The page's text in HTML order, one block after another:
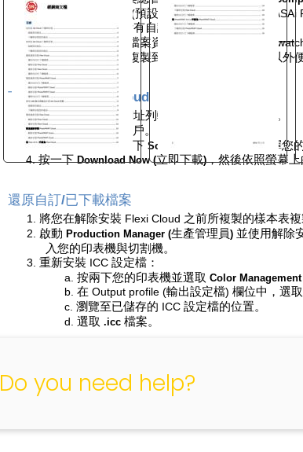
品的安裝資料夾
(預設為 C:\Program Files\SAi\SAi
5.複製此資料夾內所有自訂或已下載檔案。
這裡最常儲存的檔案資料位於
Swatch
只要將這些檔案複製到
以外
下載與安裝Flexi Cloud
1.開啟瀏覽器並在網址列輸入
。
2.登入您的Cloud
帳戶。
3.在螢幕最上方按一下Software ( ，然後選擇您的
4.按一下Download Now (立即下載)，然後依照螢幕
還原自訂/已下載檔案
1. 將您在解除安裝 Flexi Cloud 之前所複製的樣本表複
2. 啟動 Production Manager (生產管理員) 並使用解除
入您的印表機與切割機。
3. 重新安裝 ICC 設定檔：
a. 按兩下您的印表機並選取 Color Management
b. 在 Output profile (輸出設定檔) 欄位中，選取
c. 瀏覽至已儲存的 ICC 設定檔的位置。
d. 選取 .icc 檔案。
Do you need help?